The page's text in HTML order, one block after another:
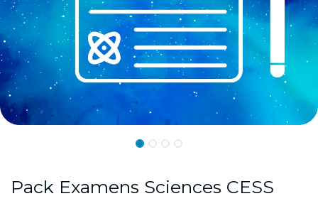
Pack Examens Sciences CESS